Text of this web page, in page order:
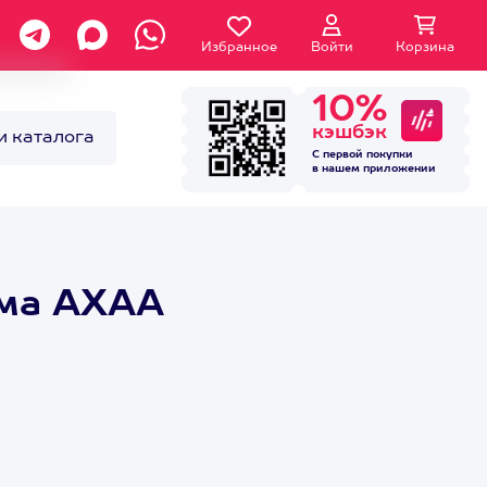
Избранное Войти Корзина
каталога
10%
кэшбэк
С первой покупки
в нашем приложении
АХАА